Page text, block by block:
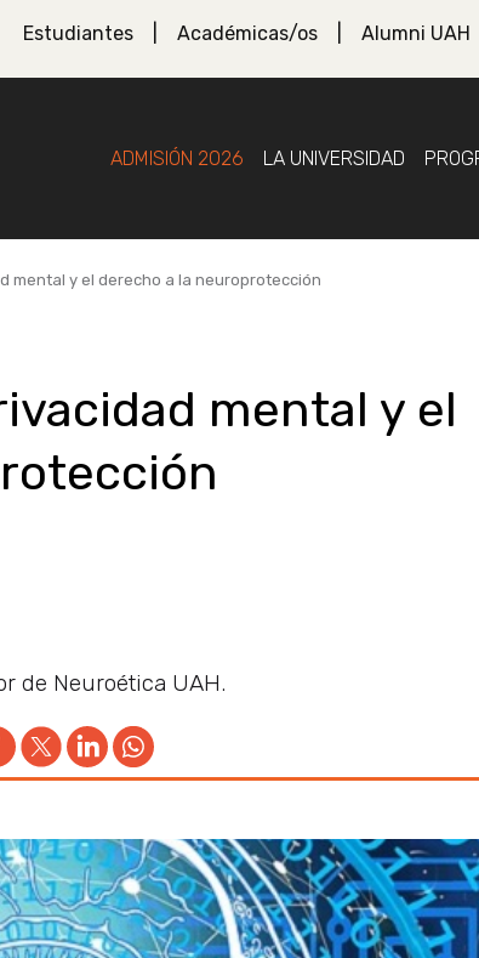
Estudiantes Académicas/os Alumni UAH
ADMISIÓN 2026 LA UNIVERSIDAD
mental y el derecho a la neuroprotección
mental y el
de Neuroética UAH.